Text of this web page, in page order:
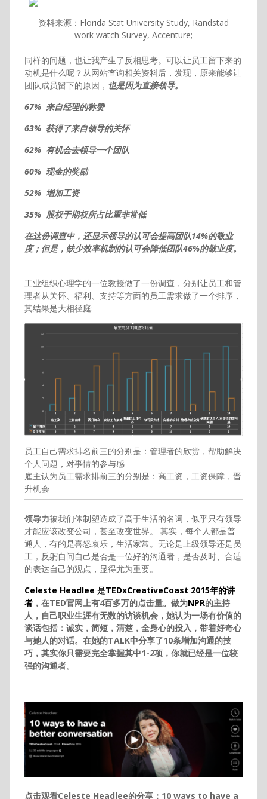
资料来源：Florida Stat University Study, Randstad
work watch Survey, Accenture;
同样的问题，也让我产生了反相思考。可以让员工留下来的
动机是什么呢？从网站查询相关资料后，发现，原来能够让
团队成员留下的原因， 也是因为直接领导。
67% 来自经理的称赞
63% 获得了来自领导的关怀
62% 有机会去领导一个团队
60% 现金的奖励
52% 增加工资
35% 股权于期权所占比重非常低
在这份调查中，还显示领导的认可会提高团队14%的敬业
度；但是， 缺少效率机制的认可会降低团队46%的敬业度。
工业组织心理学的一位教授做了一份调查，分别让员工和管
理者从关怀、福利、支持等方面的员工需求做了一个排序，
其结果是大相径庭:
员工自己需求排名前三的分别是：管理者的欣赏，帮助解决
个人问题，对事情的参与感
雇主认为员工需求排前三的分别是：高工资，工资保障，晋
升机会
领导力被我们体制塑造成了高于生活的名词，似乎只有领导
才能应该改变公司，甚至改变世界。 其实，每个人都是普
通人，有的是喜怒哀乐，生活家常。无论是上级领导还是员
工，反躬自问自己是否是一位好的沟通者，是否及时、合适
的表达自己的观点，显得尤为重要。
Celeste Headlee 是TEDxCreativeCoast 2015年的讲
者，在TED官网上有4百多万的点击量。做为NPR的主持
人，自己职业生涯有无数的访谈机会，她认为一场有价值的
谈话包括：诚实，简短，清楚，全身心的投入，带着好奇心
与她人的对话。在她的TALK中分享了10条增加沟通的技
巧，其实你只需要完全掌握其中1-2项，你就已经是一位较
强的沟通者。
点击观看Celeste Headlee的分享：10 ways to have a